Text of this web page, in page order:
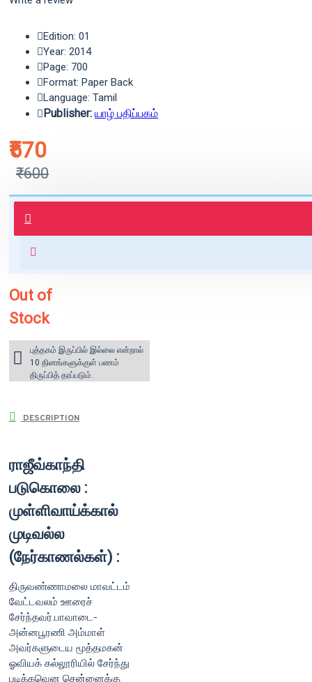
₹570
₹600
Edition: 01
Year: 2014
Page: 700
Format: Paper Back
Language: Tamil
Publisher: யாழ் பதிப்பகம்
புத்தகம் 3 - 7 நாட்களில் அனுப்பி
வைக்கப்படும்.
for orders above ₹1000 within
Out of
Stock
புத்தகம் இருப்பில் இல்லை என்றால்
10 தினங்களுக்குள் பணம்
திருப்பித் தரப்படும்.
DESCRIPTION
ராஜீவ்காந்தி
படுகொலை :
முள்ளிவாய்க்கால்
முடிவல்ல
(நேர்காணல்கள்) :
திருவண்ணாமலை மாவட்டம்
வேட்டவலம் ஊரைச்
சேர்ந்தவர்.பாவாடை-
அன்னபூரணி அம்மாள்
அவர்களுடைய மூத்தமகன்
ஓவியக் கல்லூரியில் சேர்ந்து
படிக்கவென சென்னைக்கு